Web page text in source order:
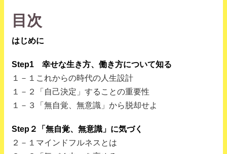
目次
はじめに
Step1 幸せな生き方、働き方について知る
１－１これからの時代の人生設計
１－２「自己決定」することの重要性
１－３「無自覚、無意識」から脱却せよ
Step２「無自覚、無意識」に気づく
２－１マインドフルネスとは